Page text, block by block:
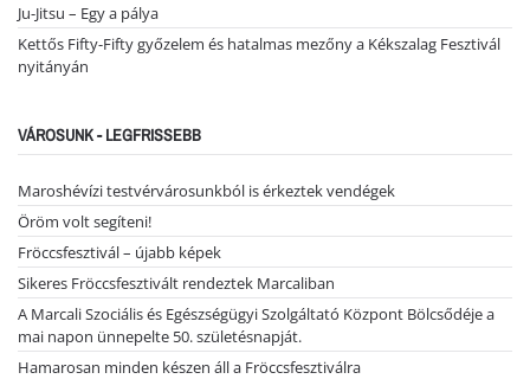
Ju-Jitsu – Egy a pálya
Kettős Fifty-Fifty győzelem és hatalmas mezőny a Kékszalag Fesztivál
nyitányán
VÁROSUNK - LEGFRISSEBB
Maroshévízi testvérvárosunkból is érkeztek vendégek
Öröm volt segíteni!
Fröccsfesztivál – újabb képek
Sikeres Fröccsfesztivált rendeztek Marcaliban
A Marcali Szociális és Egészségügyi Szolgáltató Központ Bölcsődéje a
mai napon ünnepelte 50. születésnapját.
Hamarosan minden készen áll a Fröccsfesztiválra